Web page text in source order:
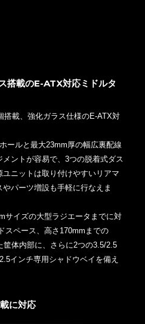
搭載のE-ATX対応ミドルタ
載、強化ガラス仕様のE-ATX対
ールと最大23mm厚の幅広裏配線
ントが容易で、3つの脱着式ダス
ニットは取り付けやすいリアマ
パーツ増設も手軽に行なえま
サイズの大型ラジエータまでに対
スペース、高さ170mmまでの
体内部に、さらに2つの3.5/2.5
インチ専用シャドウベイを備え
に対応